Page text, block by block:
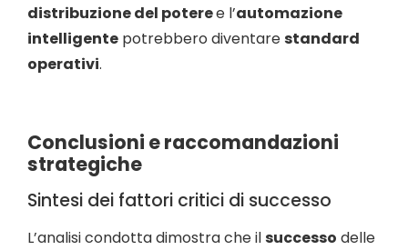
distribuzione del poteree l’automazione
intelligente potrebbero diventarestandard
operativi.
Conclusioni e raccomandazioni
strategiche
Sintesi dei fattori critici di successo
L’analisi condotta dimostra che ilsuccesso delle